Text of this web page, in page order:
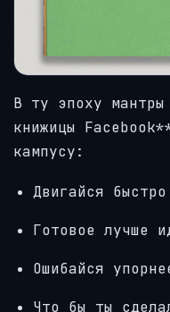
В ту эпоху мантры
книжицы
кампусу:
Двигайся
Готовое лучше
Ошибайся
Что бы ты